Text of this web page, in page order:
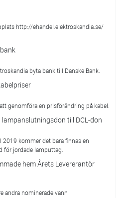
http://ehandel.elektroskandia.se/
byta bank till Danske Bank.
genomföra en prisförändring på kabel.
till DCL-don
2019 kommer det bara finnas en
för jordade lamputtag.
hem Årets Levererantör
andra nominerade vann